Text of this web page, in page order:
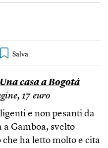
Una casa a Bogotá
17 euro
e non pesanti da
a Gamboa, svelto
ha letto molto e cita